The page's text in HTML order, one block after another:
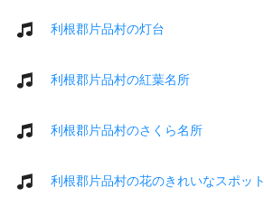
利根郡片品村の灯台
利根郡片品村の紅葉名所
利根郡片品村のさくら名所
利根郡片品村の花のきれいなスポット